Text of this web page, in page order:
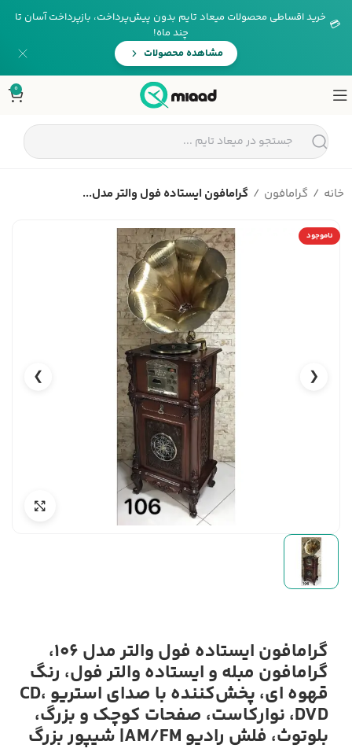
💳 خرید اقساطی محصولات میعاد تایم بدون پیش‌پرداخت، بازپرداخت آسان تا
چند ماه!
مشاهده محصولات
0
خانه گرامافون گرامافون ایستاده فول والتر مدل...
ناموجود
❮
❯
گرامافون ایستاده فول والتر مدل 106،
گرامافون مبله و ایستاده والتر فول، رنگ
قهوه ای، پخش‌کننده با صدای استریو CD،
DVD، نوارکاست، صفحات کوچک و بزرگ،
بلوتوث، فلش رادیو AM/FM| شیپور بزرگ